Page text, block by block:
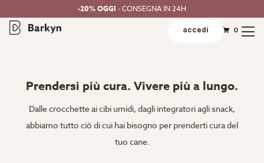
-20% OGGI - CONSEGNA IN 24H
accedi 0
Prendersi più cura. Vivere più a lungo.
Dalle crocchette ai cibi umidi, dagli integratori agli snack,
abbiamo tutto ciò di cui hai bisogno per prenderti cura del
tuo cane.